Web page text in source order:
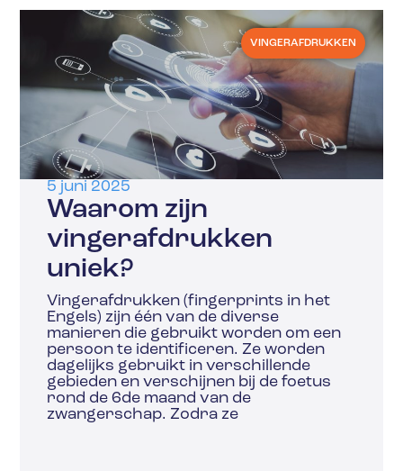
VINGERAFDRUKKEN
5 juni 2025
Waarom zijn
vingerafdrukken
uniek?
Vingerafdrukken (fingerprints in het
Engels) zijn één van de diverse
manieren die gebruikt worden om een
persoon te identificeren. Ze worden
dagelijks gebruikt in verschillende
gebieden en verschijnen bij de foetus
rond de 6de maand van de
zwangerschap. Zodra ze